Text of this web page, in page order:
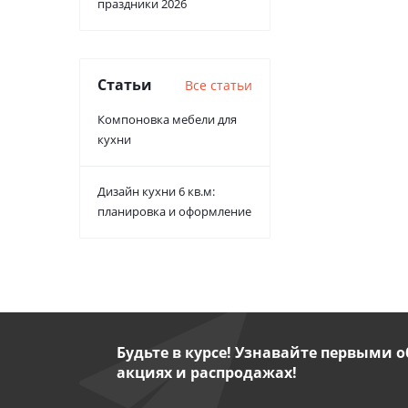
праздники 2026
Статьи Все статьи
Компоновка мебели для
кухни
Дизайн кухни 6 кв.м:
планировка и оформление
Будьте в курсе! Узнавайте первыми
акциях и распродажах!